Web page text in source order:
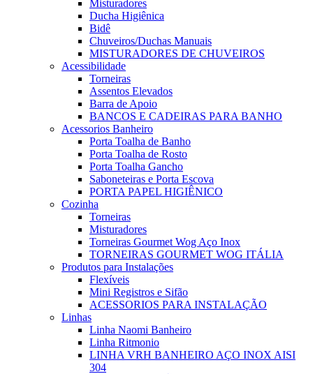
Misturadores
Ducha Higiênica
Bidê
Chuveiros/Duchas Manuais
MISTURADORES DE CHUVEIROS
Acessibilidade
Torneiras
Assentos Elevados
Barra de Apoio
BANCOS E CADEIRAS PARA BANHO
Acessorios Banheiro
Porta Toalha de Banho
Porta Toalha de Rosto
Porta Toalha Gancho
Saboneteiras e Porta Escova
PORTA PAPEL HIGIÊNICO
Cozinha
Torneiras
Misturadores
Torneiras Gourmet Wog Aço Inox
TORNEIRAS GOURMET WOG ITÁLIA
Produtos para Instalações
Flexíveis
Mini Registros e Sifão
ACESSORIOS PARA INSTALAÇÃO
Linhas
Linha Naomi Banheiro
Linha Ritmonio
LINHA VRH BANHEIRO AÇO INOX AISI
304